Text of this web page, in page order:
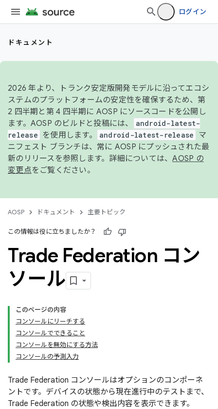
ログイン
ドキュメント
2026 年より、トランク安定版開発モデルに沿ってエコシ
ステムのプラットフォームの安定性を確保するため、第
2 四半期と第 4 四半期に AOSP にソースコードを公開し
ます。AOSP のビルドと投稿には、
android-latest-
release
を使用します。 android-latest-release
マ
ニフェスト ブランチは、常に AOSP にプッシュされた最
新のリリースを参照します。詳細については、AOSP の
変更点をご覧ください。
AOSP ドキュメント 主要トピック
この情報は役に立ちましたか？
Trade Federation コン
ソール
このページの内容
コンソールにリーチする
コンソールでできること
コンソールを無効にする方法
コンソールの予測入力
Trade Federation コンソールはオプションのコンポーネ
ントです。デバイスの状態から現在進行中のテストまで、
Trade Federation の状態や検出内容を表示できます。